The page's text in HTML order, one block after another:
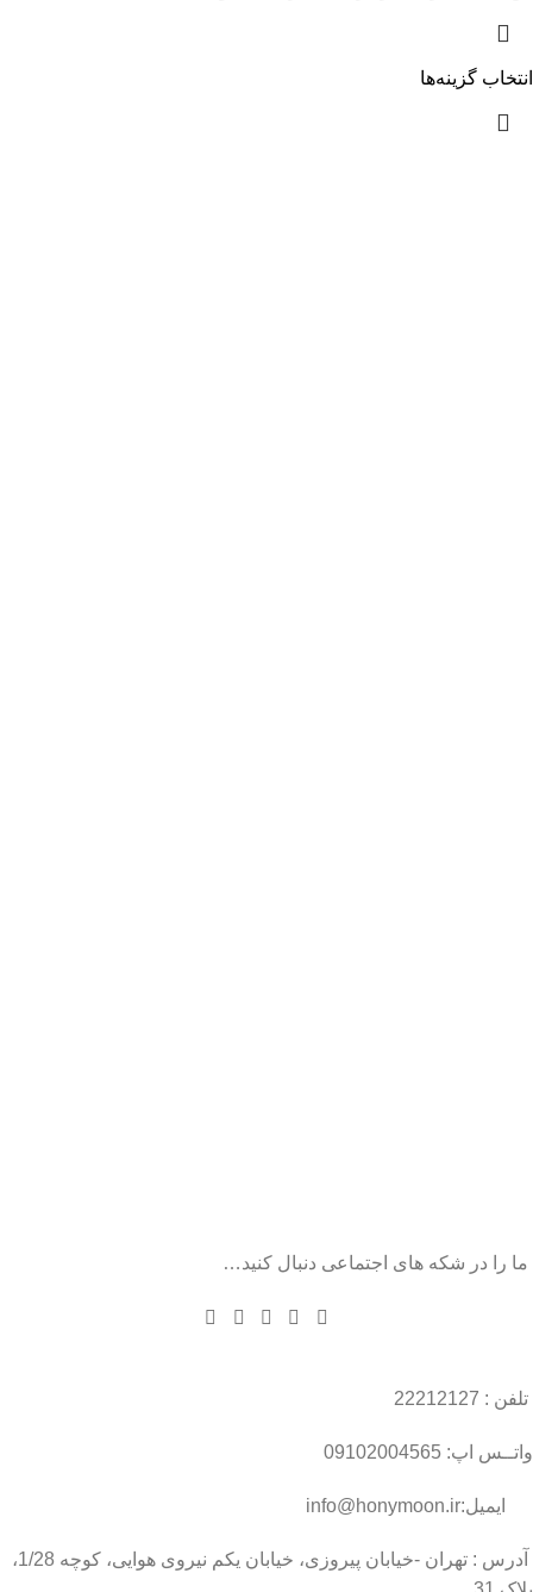
انتخاب گزینه‌ها
ما را در شکه های اجتماعی دنبال کنید…
تلفن : 22212127
واتــس اپ: 09102004565
ایمیل:info@honymoon.ir
آدرس : تهران -خیابان پیروزی، خیابان یکم نیروی هوایی، کوچه 1/28،